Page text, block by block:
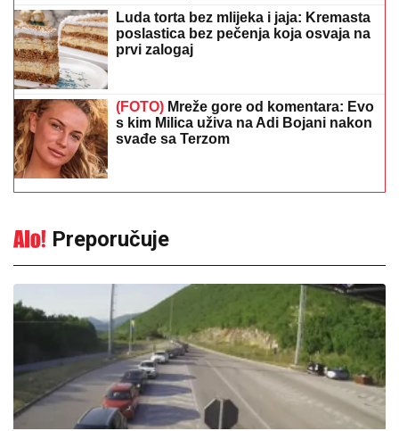
Luda torta bez mlijeka i jaja: Kremasta
poslastica bez pečenja koja osvaja na
prvi zalogaj
(FOTO) Mreže gore od komentara: Evo
s kim Milica uživa na Adi Bojani nakon
svađe sa Terzom
Preporučuje